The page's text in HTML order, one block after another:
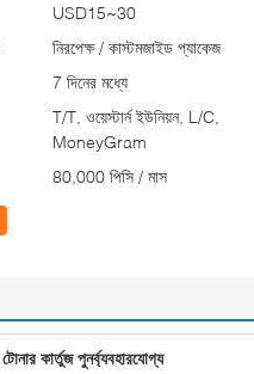
USD15~30
নিরপেক্ষ / কাস্টমজাইড প্যাকেজ
7 দিনের মধ্যে
T/T, ওয়েস্টার্ন ইউনিয়ন, L/C,
MoneyGram
80,000 পিসি / মাস
টোনার কার্তুজ পুনর্ব্যবহারযোগ্য